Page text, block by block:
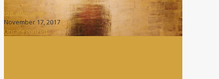
log_adm_atelb
November 17, 2017
Uncategorized